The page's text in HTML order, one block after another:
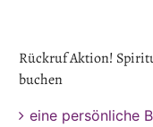
Rückruf Aktion!
buchen
eine persönliche